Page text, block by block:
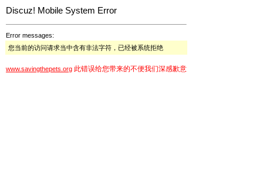
Discuz! Mobile System Error
Error messages:
您当前的访问请求当中含有非法字符，已经被系统拒绝
www.savingthepets.org 此错误给您带来的不便我们深感歉意